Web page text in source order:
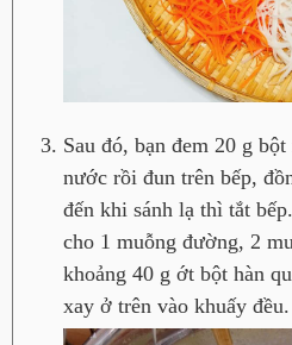
Sau đó, bạn đem 20 g
nước rồi đun trên bếp,
đến khi sánh lạ thì tắt
cho 1 muỗng đường, 2
khoảng 40 g ớt bột hàn
xay ở trên vào khuấy đều.